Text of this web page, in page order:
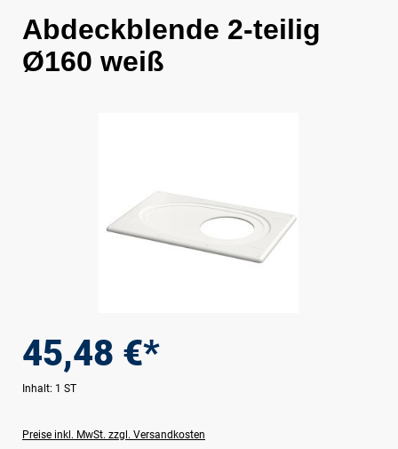
Abdeckblende 2-teilig
Ø160 weiß
45,48 €*
Inhalt: 1 ST
Preise inkl. MwSt. zzgl. Versandkosten